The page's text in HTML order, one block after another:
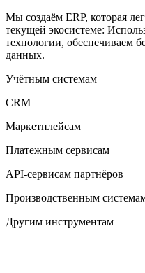
Мы создаём ERP, которая
текущей экосистеме:
технологии, обеспечиваем
данных.
Учётным системам
CRM
Маркетплейсам
Платежным сервисам
API-сервисам партнёров
Производственным
Другим инструментам